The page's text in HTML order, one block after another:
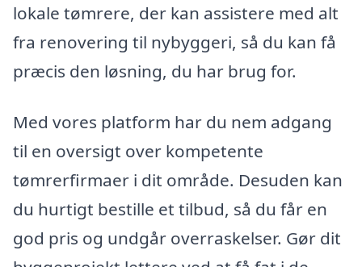
lokale tømrere, der kan assistere med alt
fra renovering til nybyggeri, så du kan få
præcis den løsning, du har brug for.
Med vores platform har du nem adgang
til en oversigt over kompetente
tømrerfirmaer i dit område. Desuden kan
du hurtigt bestille et tilbud, så du får en
god pris og undgår overraskelser. Gør dit